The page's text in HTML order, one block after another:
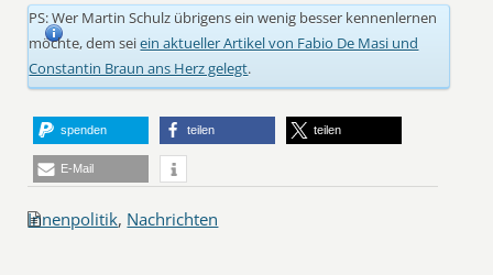
PS: Wer Martin Schulz übrigens ein wenig besser kennenlernen
möchte, dem seiein aktueller Artikel von Fabio De Masi und
Constantin Braun ans Herz gelegt.
spenden teilen teilen
E-Mail
Innenpolitik, Nachrichten